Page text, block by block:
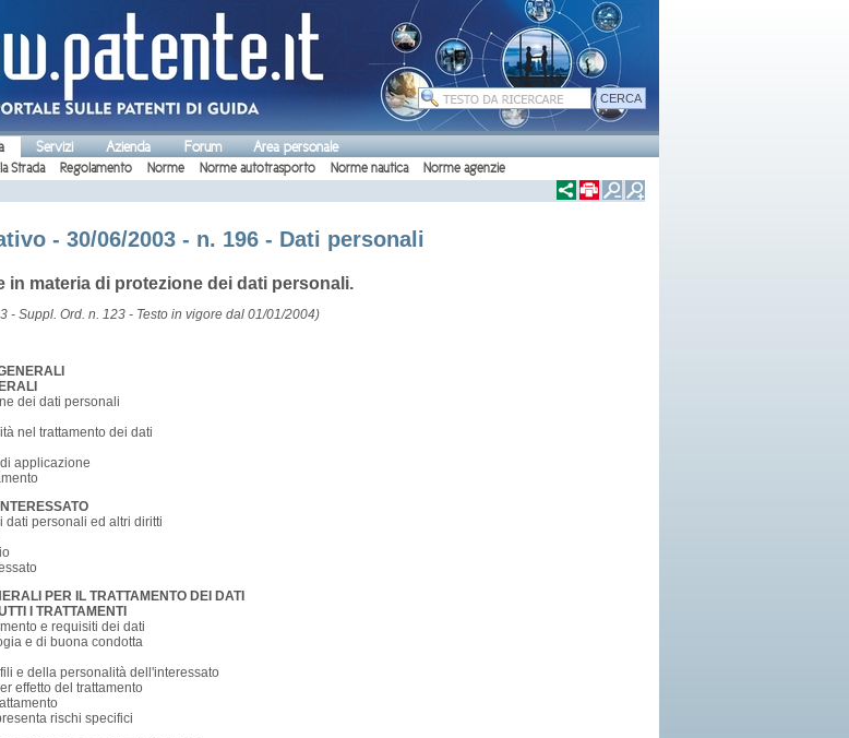
Servizi Azienda Forum Area personale
Strada Regolamento Norme Norme autotrasporto Norme nautica
Norme agenzie
- 30/06/2003 - n. 196 - Dati personali
in materia di protezione dei dati personali.
- Suppl. Ord. n. 123 - Testo in vigore dal 01/01/2004)
dei dati personali
nel trattamento dei dati
applicazione
dati personali ed altri diritti
PER IL TRATTAMENTO DEI DATI
I TRATTAMENTI
e requisiti dei dati
e di buona condotta
e della personalità dell'interessato
effetto del trattamento
rischi specifici